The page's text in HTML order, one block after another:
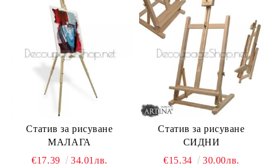
Статив за рисуване
МАЛАГА
€17.39
34.01лв.
Статив за рисуване
СИДНИ
€15.34
30.00лв.